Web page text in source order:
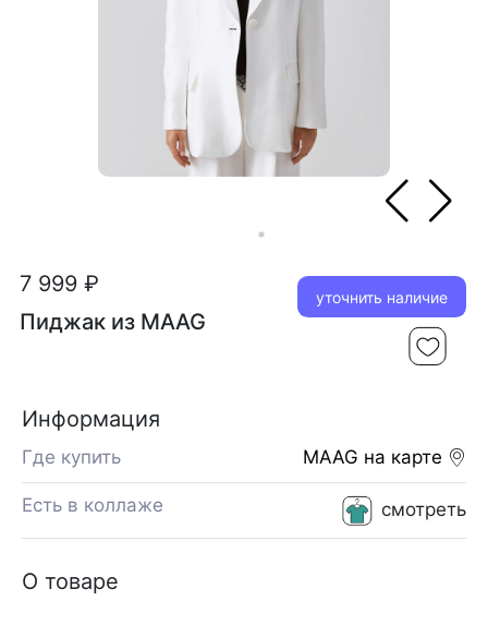
7 999 ₽
Пиджак из MAAG
уточнить наличие
Информация
MAAG на карте
Где купить
смотреть
Есть в коллаже
О товаре